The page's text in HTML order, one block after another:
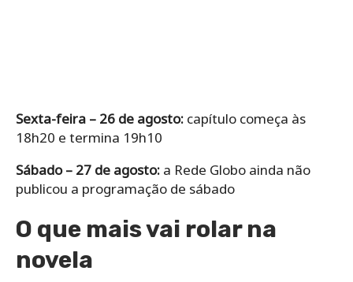
Sexta-feira – 26 de agosto: capítulo começa às
18h20 e termina 19h10
Sábado – 27 de agosto: a Rede Globo ainda não
publicou a programação de sábado
O que mais vai rolar na
novela